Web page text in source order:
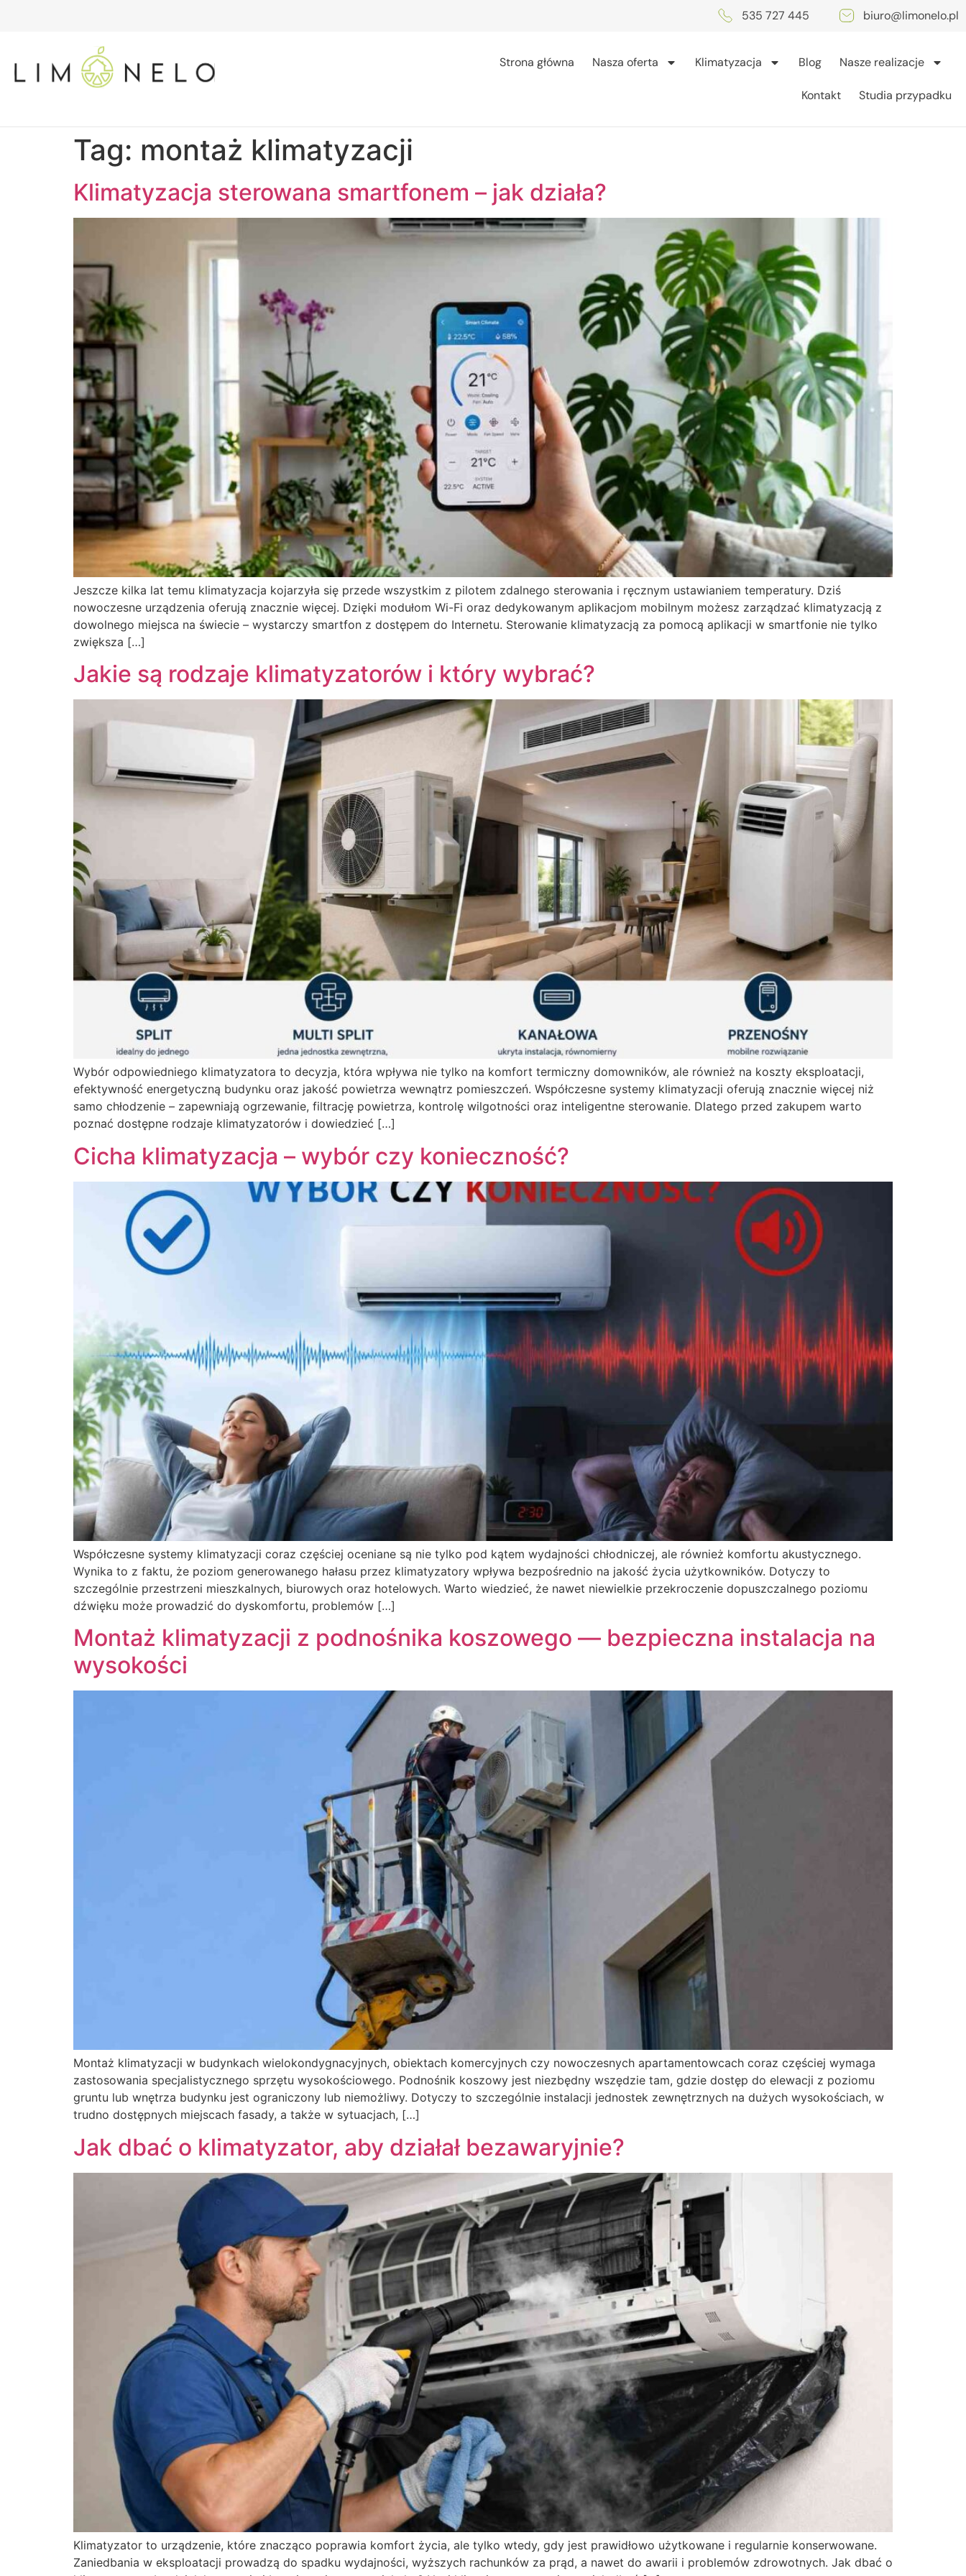
535 727 445 biuro@limonelo.pl
Strona główna Nasza oferta Klimatyzacja Blog Nasze realizacje
Kontakt Studia przypadku
Tag: montaż klimatyzacji
Klimatyzacja sterowana smartfonem – jak działa?
Jeszcze kilka lat temu klimatyzacja kojarzyła się przede wszystkim z pilotem zdalnego sterowania i ręcznym ustawianiem temperatury. Dziś
nowoczesne urządzenia oferują znacznie więcej. Dzięki modułom Wi-Fi oraz dedykowanym aplikacjom mobilnym możesz zarządzać klimatyzacją z
dowolnego miejsca na świecie – wystarczy smartfon z dostępem do Internetu. Sterowanie klimatyzacją za pomocą aplikacji w smartfonie nie tylko
zwiększa […]
Jakie są rodzaje klimatyzatorów i który wybrać?
Wybór odpowiedniego klimatyzatora to decyzja, która wpływa nie tylko na komfort termiczny domowników, ale również na koszty eksploatacji,
efektywność energetyczną budynku oraz jakość powietrza wewnątrz pomieszczeń. Współczesne systemy klimatyzacji oferują znacznie więcej niż
samo chłodzenie – zapewniają ogrzewanie, filtrację powietrza, kontrolę wilgotności oraz inteligentne sterowanie. Dlatego przed zakupem warto
poznać dostępne rodzaje klimatyzatorów i dowiedzieć […]
Cicha klimatyzacja – wybór czy konieczność?
Współczesne systemy klimatyzacji coraz częściej oceniane są nie tylko pod kątem wydajności chłodniczej, ale również komfortu akustycznego.
Wynika to z faktu, że poziom generowanego hałasu przez klimatyzatory wpływa bezpośrednio na jakość życia użytkowników. Dotyczy to
szczególnie przestrzeni mieszkalnych, biurowych oraz hotelowych. Warto wiedzieć, że nawet niewielkie przekroczenie dopuszczalnego poziomu
dźwięku może prowadzić do dyskomfortu, problemów […]
Montaż klimatyzacji z podnośnika koszowego — bezpieczna instalacja na
wysokości
Montaż klimatyzacji w budynkach wielokondygnacyjnych, obiektach komercyjnych czy nowoczesnych apartamentowcach coraz częściej wymaga
zastosowania specjalistycznego sprzętu wysokościowego. Podnośnik koszowy jest niezbędny wszędzie tam, gdzie dostęp do elewacji z poziomu
gruntu lub wnętrza budynku jest ograniczony lub niemożliwy. Dotyczy to szczególnie instalacji jednostek zewnętrznych na dużych wysokościach, w
trudno dostępnych miejscach fasady, a także w sytuacjach, […]
Jak dbać o klimatyzator, aby działał bezawaryjnie?
Klimatyzator to urządzenie, które znacząco poprawia komfort życia, ale tylko wtedy, gdy jest prawidłowo użytkowane i regularnie konserwowane.
Zaniedbania w eksploatacji prowadzą do spadku wydajności, wyższych rachunków za prąd, a nawet do awarii i problemów zdrowotnych. Jak dbać o